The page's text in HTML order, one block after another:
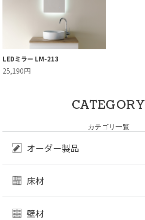
LEDミラー LM-213
25,190円
CATEGORY
カテゴリ一覧
オーダー製品
床材
壁材